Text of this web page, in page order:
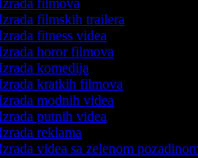
filmova
filmskih trailera
fitness videa
horor filmova
komedija
kratkih filmova
modnih videa
putnih videa
reklama
videa sa zelenom pozadinom